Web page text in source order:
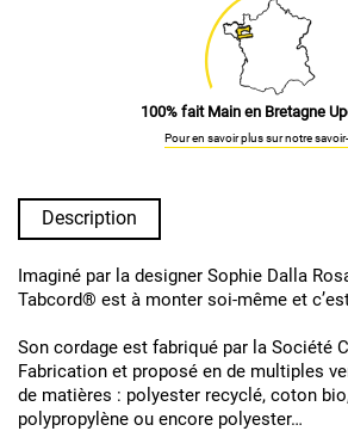
100% fait Main en Bretagne
Pour en savoir plus sur notre
Description
Imaginé par la designer Sophie Dalla
Tabcord® est à monter soi-même et
Son cordage est fabriqué par la Société
Fabrication et proposé en de multiples
de matières : polyester recyclé, coton
polypropylène ou encore polyester…